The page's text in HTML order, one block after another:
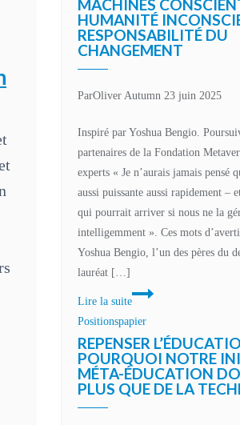
la
protection
des
pour
développement
et
l’utilisation
de
systèmes
d’IA
dans
institutions
MACHINES
HUMANITÉ
RESPONSABILITÉ DU
CHANGEMENT
ParOliver Autumn 23 juin 2025
Inspiré par Yoshua Bengio.
partenaires de la Fondation
experts « Je n’aurais jamais pensé
aussi puissante aussi rapidement –
qui pourrait arriver si nous ne la
intelligemment ». Ces mots
Yoshua Bengio, l’un des pères du
lauréat […]
Lire la suite
Machines
inconsciente
?
La
Positionspapier
REPENSER
POURQUOI NOTRE
MÉTA-ÉDUCATION
PLUS QUE DE LA